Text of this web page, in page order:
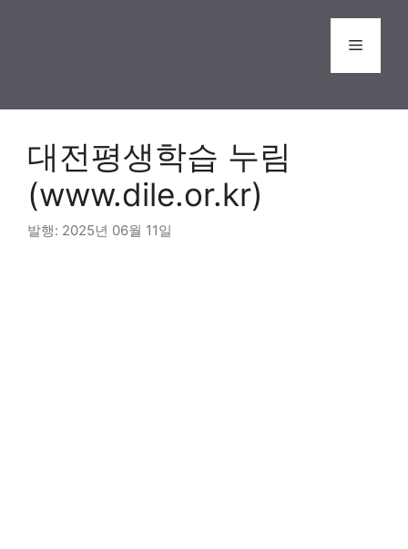
Menu
대전평생학습 누림
(www.dile.or.kr)
2025년 06월 11일